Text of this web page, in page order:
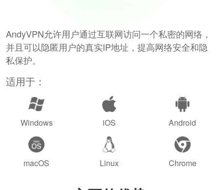
AndyVPN允许用户通过互联网访问一个私密的网络，
并且可以隐匿用户的真实IP地址，提高网络安全和隐
私保护。
适用于：
Windows iOS Android
macOS Linux Chrome